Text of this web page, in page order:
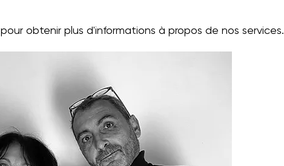
obtenir plus d'informations à propos de nos services.